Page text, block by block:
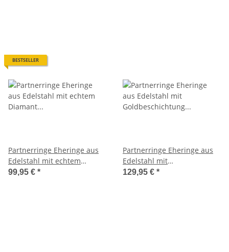
BESTSELLER
Partnerringe Eheringe aus
Edelstahl mit echtem
Diamant und Lasergravur
99,95 € *
Partnerringe Eheringe aus
Edelstahl mit
Goldbeschichtung und
129,95 € *